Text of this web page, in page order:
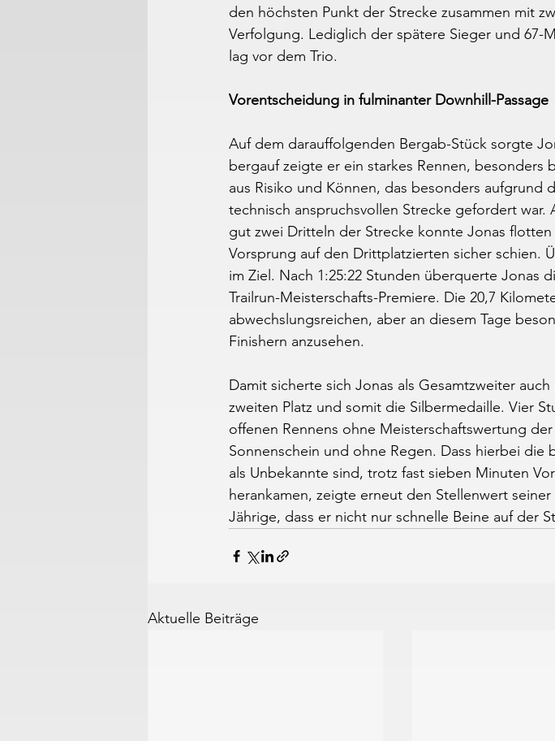
den höchsten Punkt der Strecke zusammen mit
Verfolgung. Lediglich der spätere Sieger und 67-
lag vor dem Trio.
Vorentscheidung in fulminanter Downhill-Passage
Auf dem darauffolgenden Bergab-Stück sorgte
bergauf zeigte er ein starkes Rennen, besonders
aus Risiko und Können, das besonders aufgrund
technisch anspruchsvollen Strecke gefordert
gut zwei Dritteln der Strecke konnte Jonas
Vorsprung auf den Drittplatzierten sicher schien.
im Ziel. Nach 1:25:22 Stunden überquerte Jonas
Trailrun-Meisterschafts-Premiere. Die 20,7
abwechslungsreichen, aber an diesem Tage
Finishern anzusehen.
Damit sicherte sich Jonas als Gesamtzweiter
zweiten Platz und somit die Silbermedaille. Vier
offenen Rennens ohne Meisterschaftswertung
Sonnenschein und ohne Regen. Dass hierbei die
als Unbekannte sind, trotz fast sieben Minuten
herankamen, zeigte erneut den Stellenwert
Jährige, dass er nicht nur schnelle Beine auf der
Aktuelle Beiträge